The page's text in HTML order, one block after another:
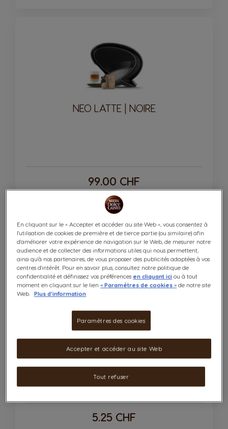
NEO LATTE | NOIRE
99.00 CHF
Augmenter
AJOUTER AU PANIER
NEO Starbucks® Caramel Macchiato 6
Pods & 6 Sachets
Capsules:x6
Icône de capsule.
Compatibilité
5.25 CHF
En cliquant sur le « Accepter et accéder au site Web », vous consentez à
l'utilisation de cookies de première et de tierce partie (ou similaire) afin
d'améliorer votre expérience de navigation sur le Web, de mesurer notre
audience et de collecter des informations utiles qui nous permettent,
ainsi qu'à nos partenaires, de vous proposer des publicités adaptées à vos
centres d'intérêt. Pour en savoir plus, consultez notre politique de
confidentialité et définissez vos préférences en cliquant ici ou à tout
moment en cliquant sur le lien« Paramètres de cookies » de notre site
Web.
Plus d'information
Paramètres des cookies
Tout refuser
Accepter et accéder au site Web